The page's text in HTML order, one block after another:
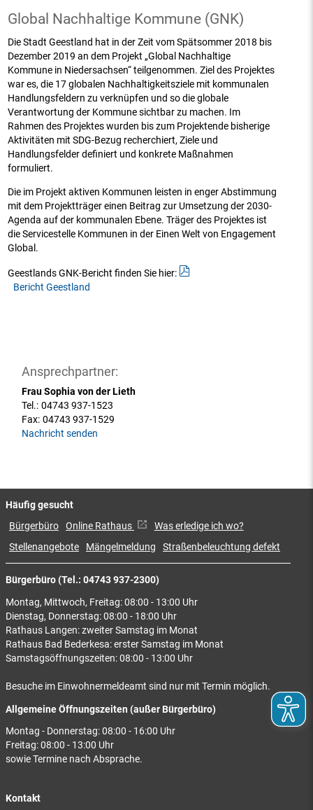
Global Nachhaltige Kommune (GNK)
DieStadt Geestland hat in der Zeit vom Spätsommer 2018 bis
Dezember 2019 an dem Projekt „Global Nachhaltige
Kommune in Niedersachsen“ teilgenommen. Ziel des Projektes
war es, die 17 globalen Nachhaltigkeitsziele mit kommunalen
Handlungsfeldern zu verknüpfen und so die globale
Verantwortung der Kommune sichtbar zu machen. Im
Rahmen des Projektes wurden bis zum Projektende bisherige
Aktivitäten mit SDG-Bezug recherchiert, Ziele und
Handlungsfelder definiert und konkrete Maßnahmen
formuliert.
Die im Projekt aktiven Kommunen leisten in enger Abstimmung
mit dem Projektträger einen Beitrag zur Umsetzung der 2030-
Agenda auf der kommunalen Ebene. Träger des Projektes ist
die Servicestelle Kommunen in der Einen Welt von Engagement
Global.
Geestlands GNK-Bericht finden Sie hier:
Bericht Geestland
Ansprechpartner:
Frau Sophia von der Lieth
Tel.: 04743 937-1523
Fax: 04743 937-1529
Nachricht senden
Bürgerbüro (Tel.: 04743 937-2300)
Montag, Mittwoch, Freitag: 08:00 - 13:00 Uhr
Dienstag, Donnerstag: 08:00 - 18:00 Uhr
Rathaus Langen: zweiter Samstag im Monat
Rathaus Bad Bederkesa: erster Samstag im Monat
Samstagsöffnungszeiten: 08:00 - 13:00 Uhr
Besuche im Einwohnermeldeamt sind nur mit Termin möglich.
Allgemeine Öffnungszeiten (außer Bürgerbüro)
Montag - Donnerstag: 08:00 - 16:00 Uhr
Freitag: 08:00 - 13:00 Uhr
sowie Termine nach Absprache.
Kontakt
Häufig gesucht
Bürgerbüro Online Rathaus
Was erledige ich wo?
Stellenangebote
Mängelmeldung Straßenbeleuchtung defekt